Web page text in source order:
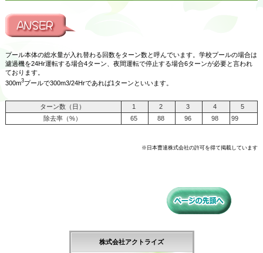
プール本体の総水量が入れ替わる回数をターン数と呼んでいます。学校プールの場合は
濾過機を24Hr運転する場合4ターン、夜間運転で停止する場合6ターンが必要と言われ
ております。
300m3プールで300m3/24Hrであれば1ターンといいます。
ターン数（日） 1 2 3 4
5
除去率（%）
65 88 96 98 99
※日本曹達株式会社の許可を得て掲載しています
株式会社アクトライズ